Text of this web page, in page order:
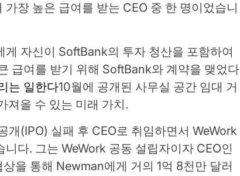
장 높은 급여를 받는 CEO 중 한 명이었습니
게 자신이 SoftBank의 투자 청산을 포함하여
급여를 받기 위해 SoftBank와 계약을 맺었다
는 일한다10월에 공개된 사무실 공간 임대 거
져올 수 있는 미래 가치.
개(IPO) 실패 후 CEO로 취임하면서 WeWork
다. 그는 WeWork 공동 설립자이자 CEO인
을 통해 Newman에게 거의 1억 8천만 달러